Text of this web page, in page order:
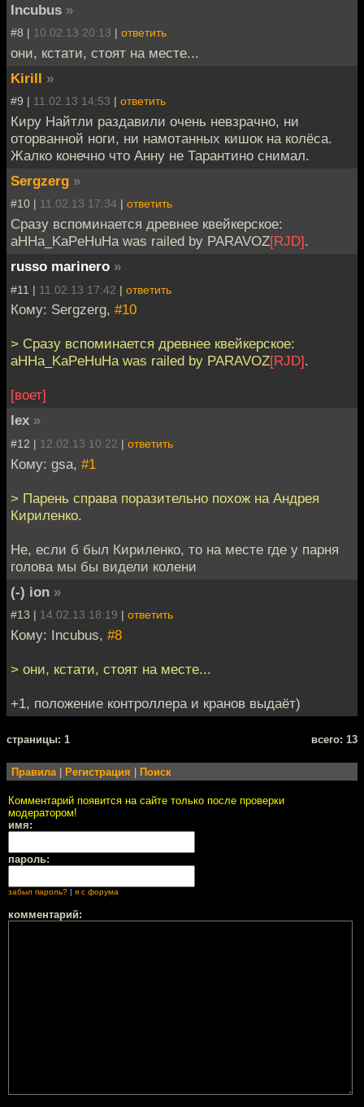
Incubus »
#8 | 10.02.13 20:13 | ответить
они, кстати, стоят на месте...
Kirill »
#9 | 11.02.13 14:53 | ответить
Киру Найтли раздавили очень невзрачно, ни
оторванной ноги, ни намотанных кишок на колёса.
Жалко конечно что Анну не Тарантино снимал.
Sergzerg »
#10 | 11.02.13 17:34 | ответить
Сразу вспоминается древнее квейкерское:
aHHa_KaPeHuHa was railed by PARAVOZ[RJD].
russo marinero »
#11 | 11.02.13 17:42 | ответить
Кому: Sergzerg, #10
> Сразу вспоминается древнее квейкерское:
aHHa_KaPeHuHa was railed by PARAVOZ[RJD].
[воет]
lex »
#12 | 12.02.13 10:22 | ответить
Кому: gsa, #1
> Парень справа поразительно похож на Андрея
Кириленко.
Не, если б был Кириленко, то на месте где у парня
голова мы бы видели колени
(-) ion »
#13 | 14.02.13 18:19 | ответить
Кому: Incubus, #8
> они, кстати, стоят на месте...
+1, положение контроллера и кранов выдаёт)
cтраницы: 1 всего: 13
Правила | Регистрация | Поиск
Комментарий появится на сайте только после проверки
модератором!
имя:
пароль:
забыл пароль? | я с форума
комментарий: